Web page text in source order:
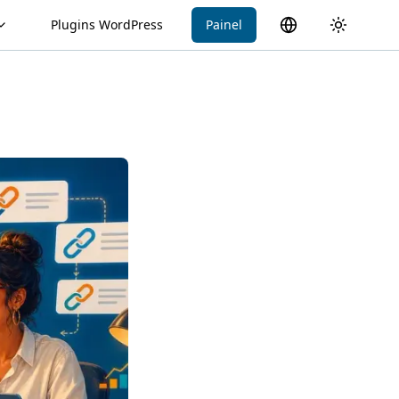
Plugins WordPress Painel Alternar idioma
Toggle